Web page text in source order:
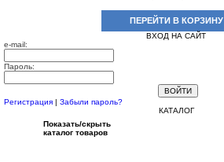
ПЕРЕЙТИ В КОРЗИНУ
ВХОД НА САЙТ
e-mail:
Пароль:
Регистрация
Забыли пароль?
КАТАЛОГ
Показать/скрыть
каталог товаров